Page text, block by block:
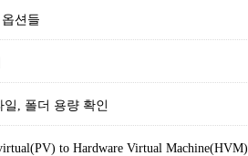
션들
일, 폴더 용량 확인
to Hardware Virtual Machine(HVM)